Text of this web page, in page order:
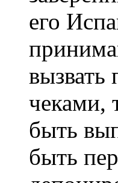
его
вызвать
чеками,
быть
быть